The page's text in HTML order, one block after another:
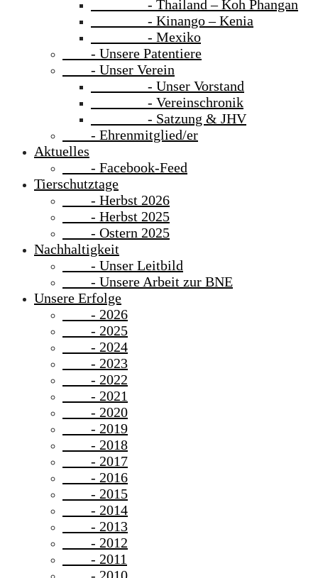
- Thailand – Koh Phangan
- Kinango – Kenia
- Mexiko
- Unsere Patentiere
- Unser Verein
- Unser Vorstand
- Vereinschronik
- Satzung & JHV
- Ehrenmitglied/er
Aktuelles
- Facebook-Feed
Tierschutztage
- Herbst 2026
- Herbst 2025
- Ostern 2025
Nachhaltigkeit
- Unser Leitbild
- Unsere Arbeit zur BNE
Unsere Erfolge
- 2026
- 2025
- 2024
- 2023
- 2022
- 2021
- 2020
- 2019
- 2018
- 2017
- 2016
- 2015
- 2014
- 2013
- 2012
- 2011